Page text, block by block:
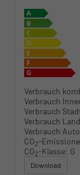
Verbrauch
Verbrauch
Verbrauch
Verbrauch
Verbrauch
CO2-
CO2-Klasse: G
Download